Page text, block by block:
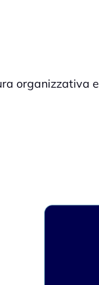
organizzativa